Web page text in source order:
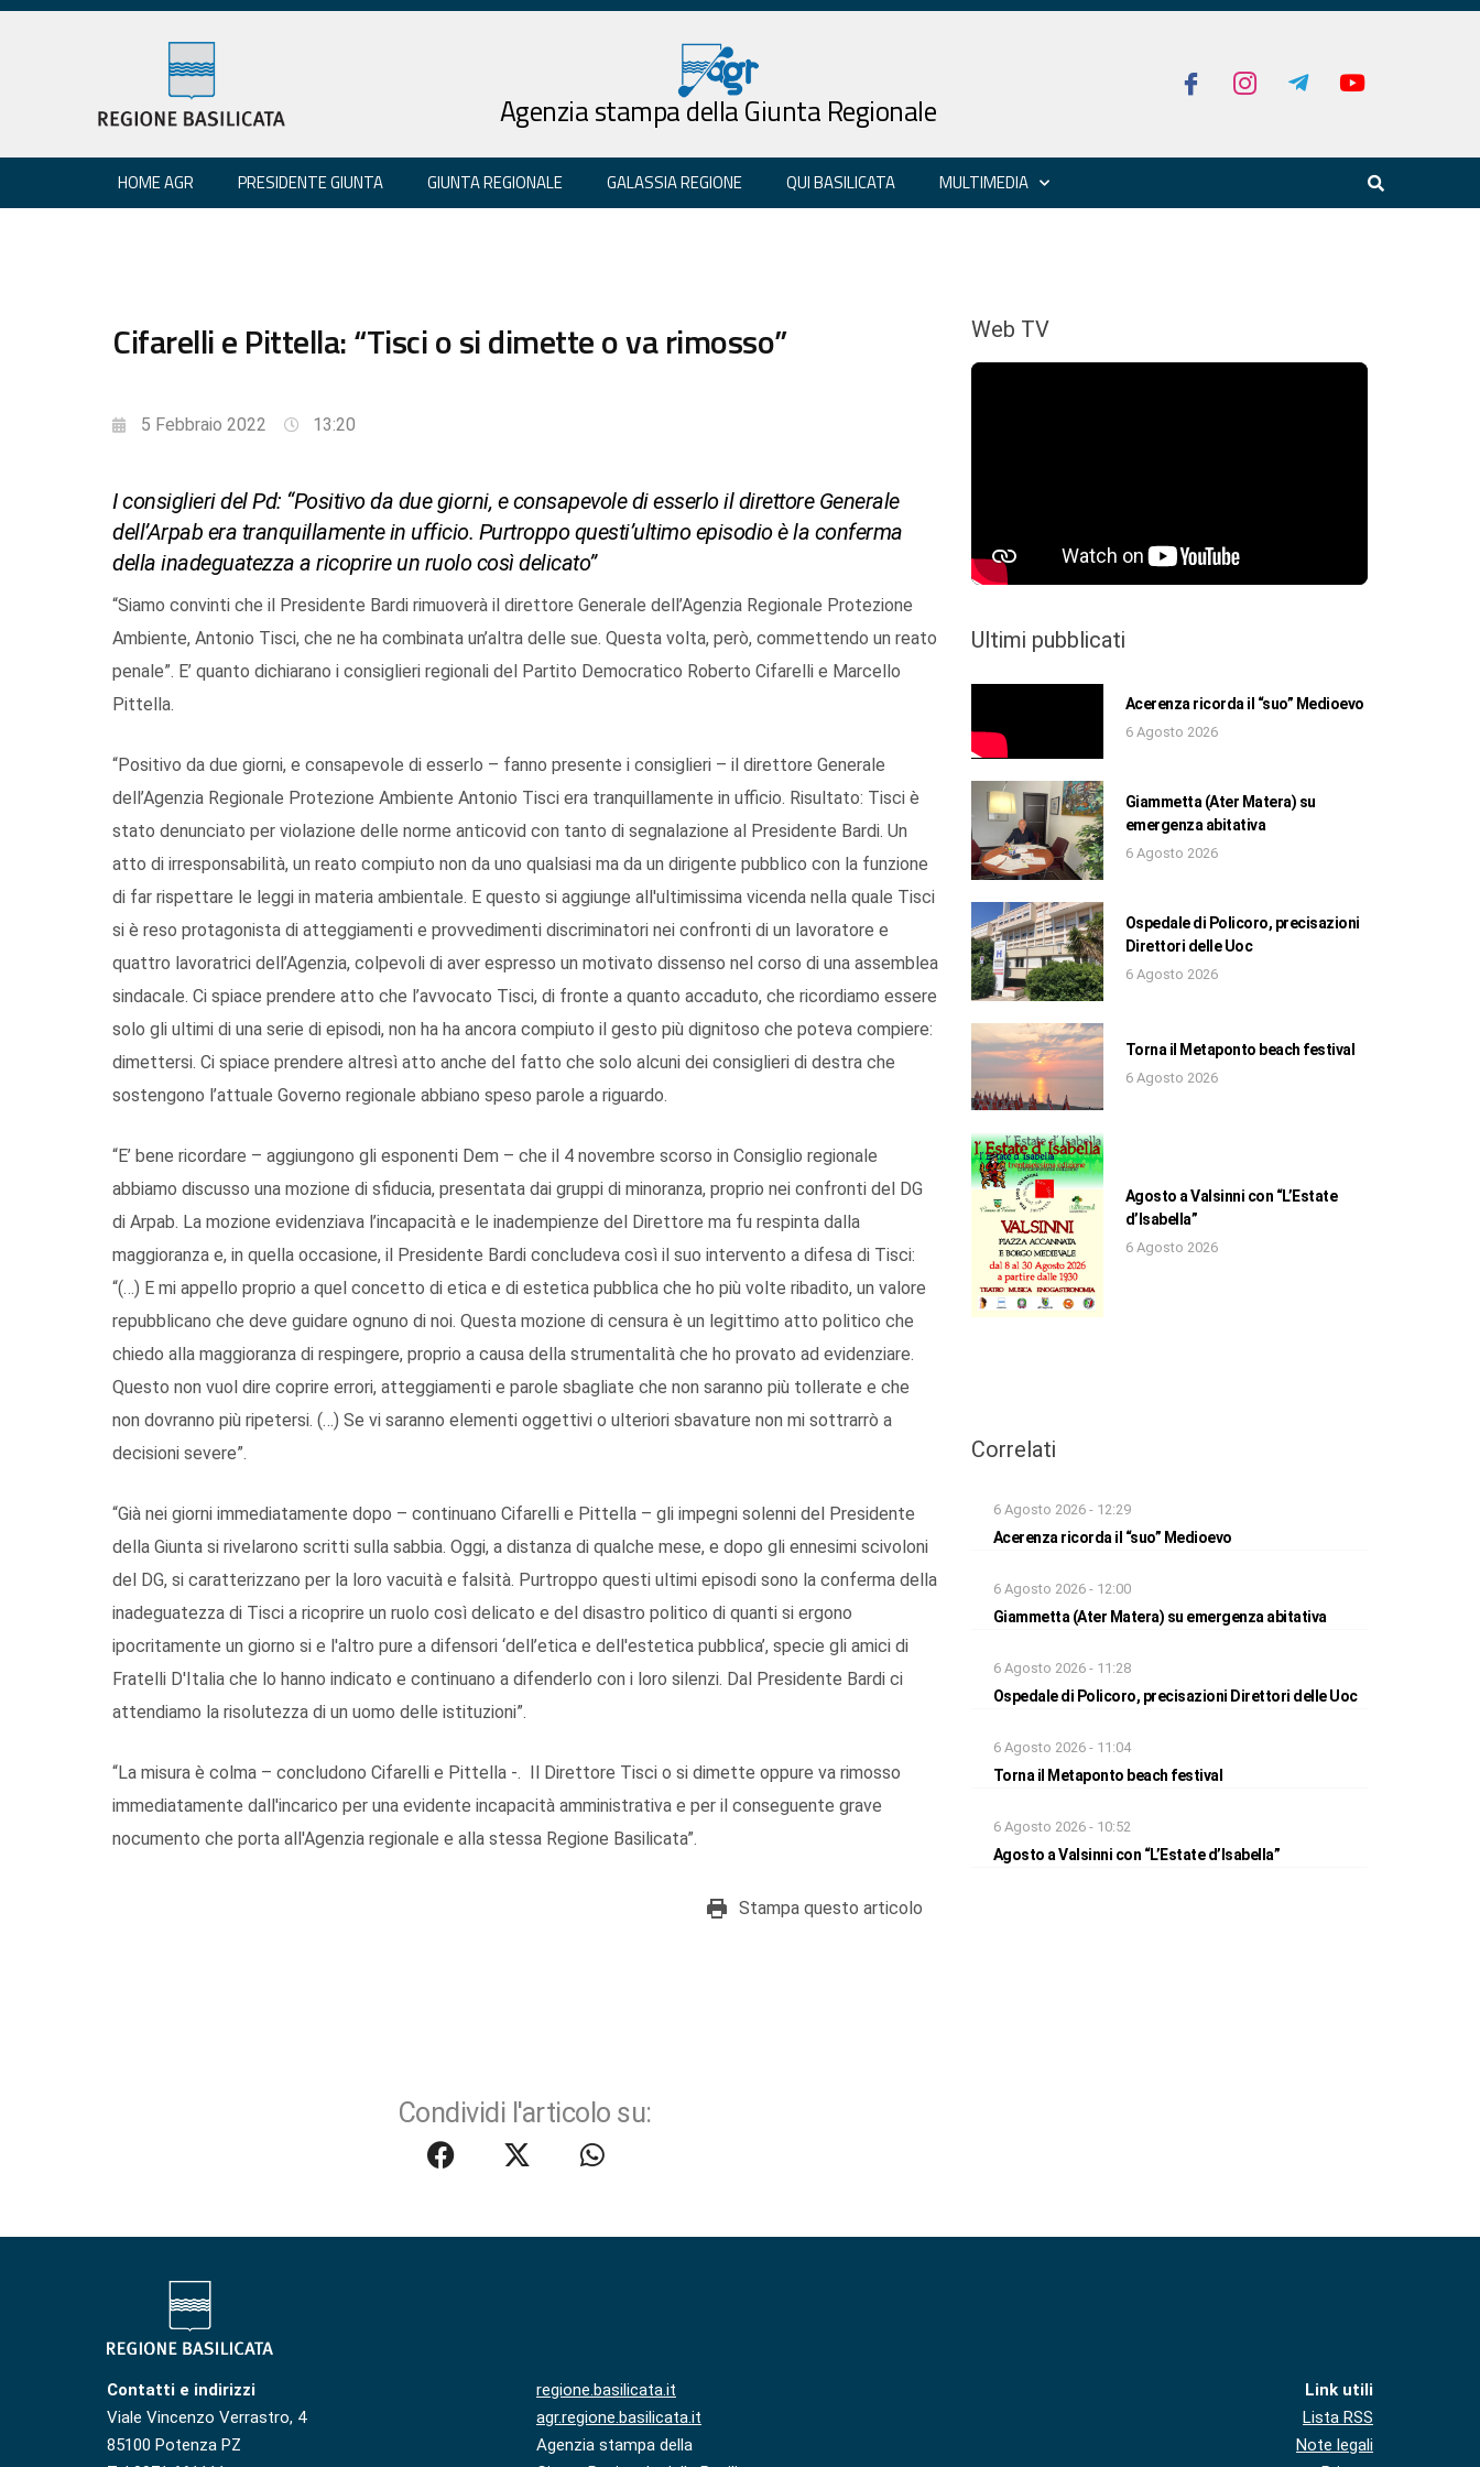
Agenzia stampa della Giunta Regionale
HOME AGR PRESIDENTE GIUNTA GIUNTA REGIONALE GALASSIA REGIONE QUI BASILICATA MULTIMEDIA
Cifarelli e Pittella: “Tisci o si dimette o va rimosso”
5 Febbraio 2022 13:20
I consiglieri del Pd: “Positivo da due giorni, e consapevole di esserlo il direttore Generale
dell’Arpab era tranquillamente in ufficio. Purtroppo questi’ultimo episodio è la conferma
della inadeguatezza a ricoprire un ruolo così delicato”
“Siamo convinti che il Presidente Bardi rimuoverà il direttore Generale dell’Agenzia Regionale Protezione
Ambiente, Antonio Tisci, che ne ha combinata un’altra delle sue. Questa volta, però, commettendo un reato
penale”. E’ quanto dichiarano i consiglieri regionali del Partito Democratico Roberto Cifarelli e Marcello
Pittella.
“Positivo da due giorni, e consapevole di esserlo – fanno presente i consiglieri – il direttore Generale
dell’Agenzia Regionale Protezione Ambiente Antonio Tisci era tranquillamente in ufficio. Risultato: Tisci è
stato denunciato per violazione delle norme anticovid con tanto di segnalazione al Presidente Bardi. Un
atto di irresponsabilità, un reato compiuto non da uno qualsiasi ma da un dirigente pubblico con la funzione
di far rispettare le leggi in materia ambientale. E questo si aggiunge all'ultimissima vicenda nella quale Tisci
si è reso protagonista di atteggiamenti e provvedimenti discriminatori nei confronti di un lavoratore e
quattro lavoratrici dell’Agenzia, colpevoli di aver espresso un motivato dissenso nel corso di una assemblea
sindacale. Ci spiace prendere atto che l’avvocato Tisci, di fronte a quanto accaduto, che ricordiamo essere
solo gli ultimi di una serie di episodi, non ha ha ancora compiuto il gesto più dignitoso che poteva compiere:
dimettersi. Ci spiace prendere altresì atto anche del fatto che solo alcuni dei consiglieri di destra che
sostengono l’attuale Governo regionale abbiano speso parole a riguardo.
“E’ bene ricordare – aggiungono gli esponenti Dem – che il 4 novembre scorso in Consiglio regionale
abbiamo discusso una mozione di sfiducia, presentata dai gruppi di minoranza, proprio nei confronti del DG
di Arpab. La mozione evidenziava l’incapacità e le inadempienze del Direttore ma fu respinta dalla
maggioranza e, in quella occasione, il Presidente Bardi concludeva così il suo intervento a difesa di Tisci:
“(…) E mi appello proprio a quel concetto di etica e di estetica pubblica che ho più volte ribadito, un valore
repubblicano che deve guidare ognuno di noi. Questa mozione di censura è un legittimo atto politico che
chiedo alla maggioranza di respingere, proprio a causa della strumentalità che ho provato ad evidenziare.
Questo non vuol dire coprire errori, atteggiamenti e parole sbagliate che non saranno più tollerate e che
non dovranno più ripetersi. (…) Se vi saranno elementi oggettivi o ulteriori sbavature non mi sottrarrò a
decisioni severe”.
“Già nei giorni immediatamente dopo – continuano Cifarelli e Pittella – gli impegni solenni del Presidente
della Giunta si rivelarono scritti sulla sabbia. Oggi, a distanza di qualche mese, e dopo gli ennesimi scivoloni
del DG, si caratterizzano per la loro vacuità e falsità. Purtroppo questi ultimi episodi sono la conferma della
inadeguatezza di Tisci a ricoprire un ruolo così delicato e del disastro politico di quanti si ergono
ipocritamente un giorno si e l'altro pure a difensori ‘dell’etica e dell'estetica pubblica’, specie gli amici di
Fratelli D'Italia che lo hanno indicato e continuano a difenderlo con i loro silenzi. Dal Presidente Bardi ci
attendiamo la risolutezza di un uomo delle istituzioni”.
“La misura è colma – concludono Cifarelli e Pittella -. Il Direttore Tisci o si dimette oppure va rimosso
immediatamente dall'incarico per una evidente incapacità amministrativa e per il conseguente grave
nocumento che porta all'Agenzia regionale e alla stessa Regione Basilicata”.
Stampa questo articolo
Condividi l'articolo su:
Web TV
Ultimi pubblicati
Acerenza ricorda il “suo” Medioevo
6 Agosto 2026
Giammetta (Ater Matera) su
emergenza abitativa
6 Agosto 2026
Ospedale di Policoro, precisazioni
Direttori delle Uoc
6 Agosto 2026
Torna il Metaponto beach festival
6 Agosto 2026
Agosto a Valsinni con “L’Estate
d’Isabella”
6 Agosto 2026
Correlati
6 Agosto 2026 - 12:29
Acerenza ricorda il “suo” Medioevo
6 Agosto 2026 - 12:00
Giammetta (Ater Matera) su emergenza abitativa
6 Agosto 2026 - 11:28
Ospedale di Policoro, precisazioni Direttori delle Uoc
6 Agosto 2026 - 11:04
Torna il Metaponto beach festival
6 Agosto 2026 - 10:52
Agosto a Valsinni con “L’Estate d’Isabella”
Contatti e indirizzi
Viale Vincenzo Verrastro, 4
85100 Potenza PZ
regione.basilicata.it
agr.regione.basilicata.it
Agenzia stampa della
Link utili
Lista RSS
Note legali